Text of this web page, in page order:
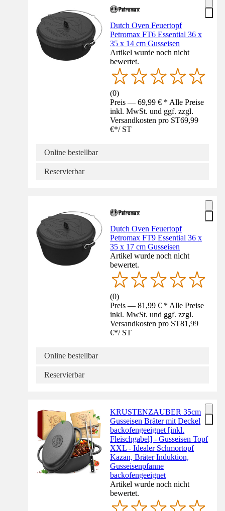
Dutch Oven Feuertopf
Petromax FT6 Essential 36 x
35 x 14 cm Gusseisen
Artikel wurde noch nicht
bewertet.
(0)
Preis — 69,99 € * Alle Preise
inkl. MwSt. und ggf. zzgl.
Versandkosten pro ST69,99
€*/ ST
Online bestellbar
Reservierbar
Dutch Oven Feuertopf
Petromax FT9 Essential 36 x
35 x 17 cm Gusseisen
Artikel wurde noch nicht
bewertet.
(0)
Preis — 81,99 € * Alle Preise
inkl. MwSt. und ggf. zzgl.
Versandkosten pro ST81,99
€*/ ST
Online bestellbar
Reservierbar
KRUSTENZAUBER 35cm
Gusseisen Bräter mit Deckel
backofengeeignet [inkl.
Fleischgabel] - Gusseisen Topf
XXL - Idealer Schmortopf
Kazan, Bräter Induktion,
Gusseisenpfanne
backofengeeignet
Artikel wurde noch nicht
bewertet.